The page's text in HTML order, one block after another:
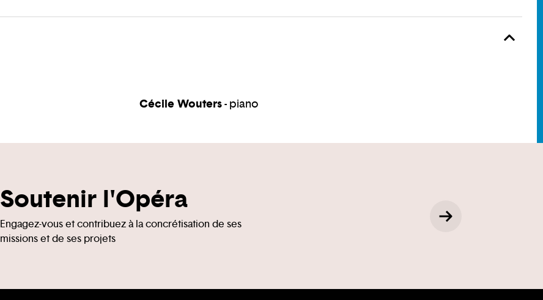
Cécile Wouters- piano
Soutenir l'Opéra
Engagez-vous et contribuez à la concrétisation de ses
missions et de ses projets